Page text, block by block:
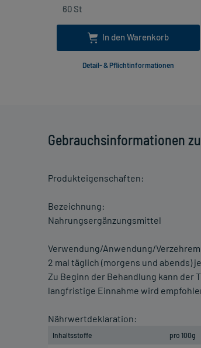
Gebrauchsinformationen
Produkteigenschaften:
Bezeichnung:
Nahrungsergänzungsmittel
Verwendung/Anwendung/
2 mal täglich (morgens und abends)
Zu Beginn der Behandlung kann der
langfristige Einnahme wird
Nährwertdeklaration:
Inhaltsstoffe pro 100g
In den Warenkorb
Detail- & Pflichtinformationen